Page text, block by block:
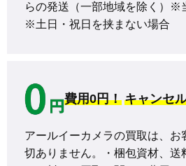
らの発送（一部地域を除く）※
※土日・祝日を挟まない場合
費用0円！ キャンセ
アールイーカメラの買取は、お
切ありません。・梱包資材、送